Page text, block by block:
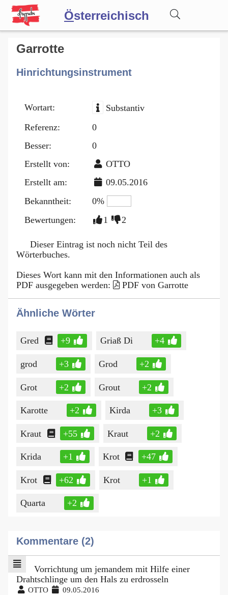
Österreichisch
Wörterbuch
Forum
Blog
Garrotte
Hinrichtungsinstrument
Wortart:
Substantiv
Referenz:
0
Besser:
0
Erstellt von:
OTTO
Erstellt am:
09.05.2016
Bekanntheit:
0%
Bewertungen:
1 2
Dieser Eintrag ist noch nicht Teil des
Wörterbuches.
Dieses Wort kann mit den Informationen auch als
PDF ausgegeben werden:
PDF von Garrotte
Ähnliche Wörter
Gred +9 Griaß Di +4
grod +3 Grod +2
Grot +2 Grout +2
Karotte +2 Kirda +3
Kraut +55 Kraut +2
Krida +1 Krot +47
Krot +62 Krot +1
Quarta +2
Kommentare (2)
Vorrichtung um jemandem mit Hilfe einer
Drahtschlinge um den Hals zu erdrosseln
OTTO 09.05.2016